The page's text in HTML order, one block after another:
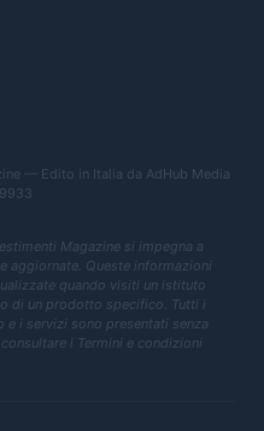
— Edito in Italia da AdHub Media
Magazine si impegna a
aggiornate. Queste informazioni
quando visiti un istituto
di un prodotto specifico. Tutti i
i servizi sono presentati senza
i Termini e condizioni